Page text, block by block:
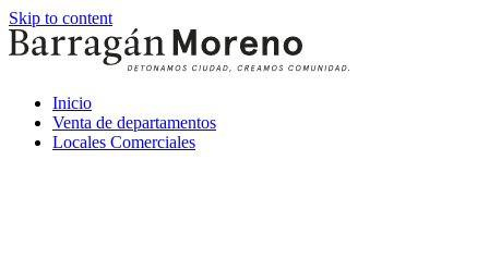
Skip to content
Inicio
Venta de departamentos
Locales Comerciales